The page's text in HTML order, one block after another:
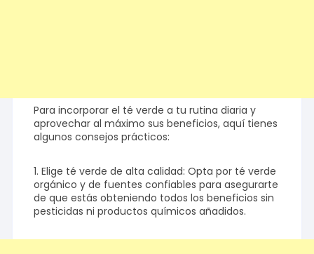
Para incorporar el té verde a tu rutina diaria y
aprovechar al máximo sus beneficios, aquí tienes
algunos consejos prácticos:
1. Elige té verde de alta calidad: Opta por té verde
orgánico y de fuentes confiables para asegurarte
de que estás obteniendo todos los beneficios sin
pesticidas ni productos químicos añadidos.